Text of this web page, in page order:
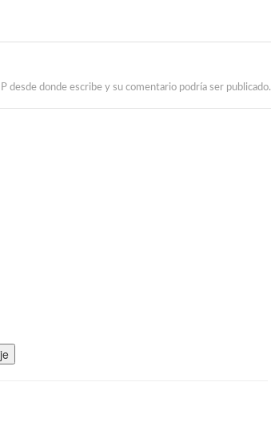
desde donde escribe y su comentario podría ser publicado.